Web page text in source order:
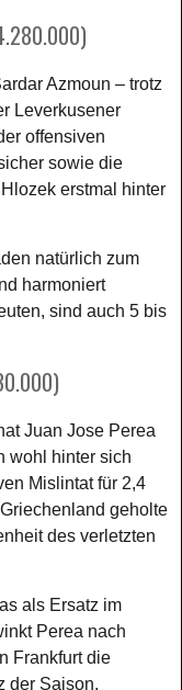
Azmoun – trotz
Leverkusener
offensiven
sowie die
erstmal hinter
natürlich zum
harmoniert
sind auch 5 bis
Juan Jose Perea
wohl hinter sich
Mislintat für 2,4
geholte
des verletzten
als Ersatz im
Perea nach
Frankfurt die
der Saison.